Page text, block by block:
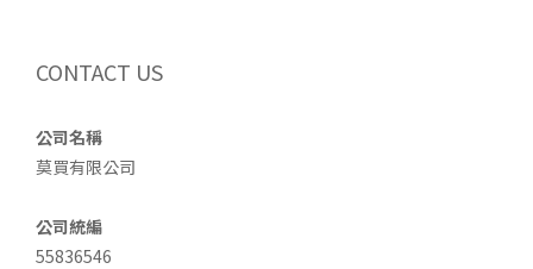
CONTACT US
公司名稱
莫買有限公司
公司統編
55836546